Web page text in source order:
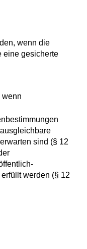
wenn die
eine gesicherte
wenn
sind (§ 12
werden (§ 12